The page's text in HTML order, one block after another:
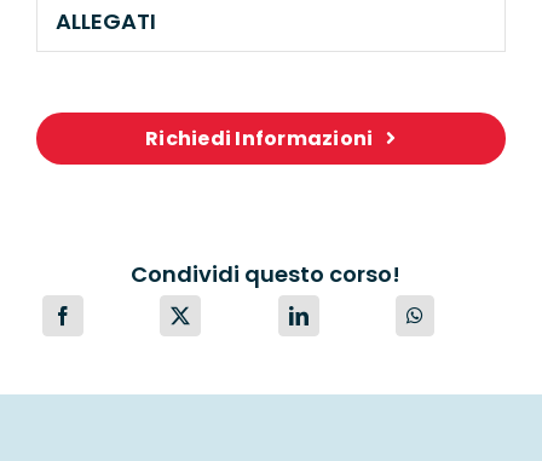
ALLEGATI
Richiedi Informazioni
Condividi questo corso!